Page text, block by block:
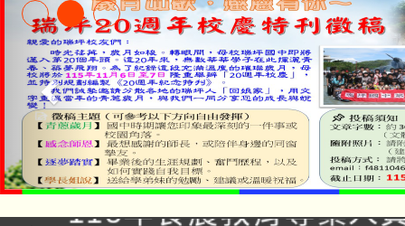
淨零綠生活教案入校路
會
115年食農教育專業人